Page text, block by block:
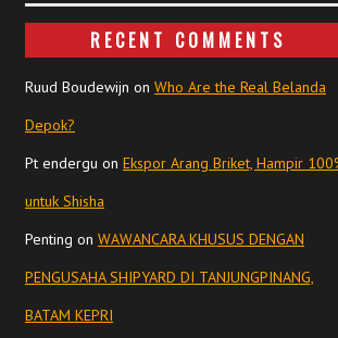
RECENT COMMENTS
Ruud Boudewijn on Who Are the Real Belanda
Depok?
Pt endergu on Ekspor Arang Briket, Hampir
untuk Shisha
Penting on WAWANCARA KHUSUS DENGAN
PENGUSAHA SHIPYARD DI TANJUNGPINANG,
BATAM KEPRI